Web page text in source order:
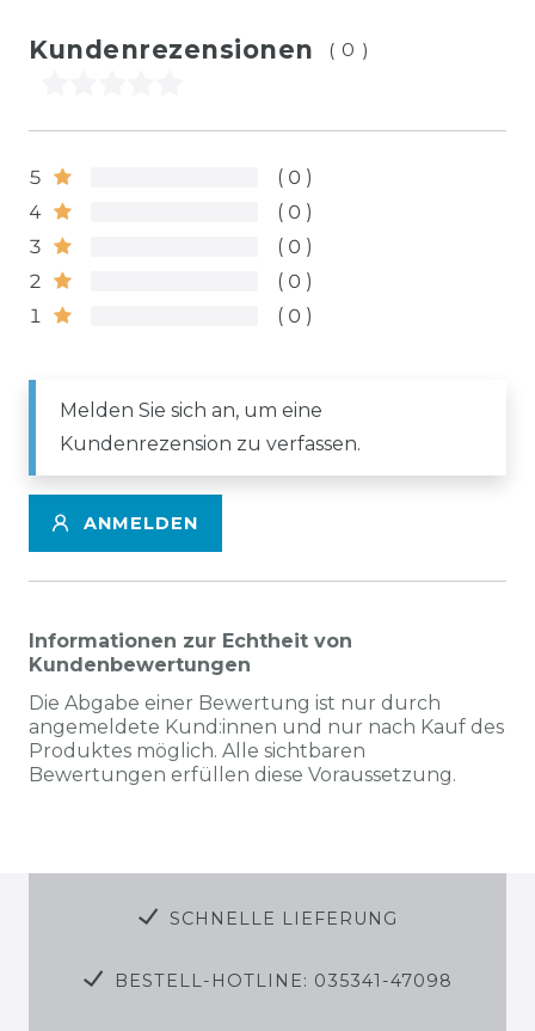
Kundenrezensionen (0)
5
0
4
0
3
0
2
0
1
0
Melden Sie sich an, um eine
Kundenrezension zu verfassen.
ANMELDEN
Informationen zur Echtheit von
Kundenbewertungen
Die Abgabe einer Bewertung ist nur durch
angemeldete Kund:innen und nur nach Kauf des
Produktes möglich. Alle sichtbaren
Bewertungen erfüllen diese Voraussetzung.
SCHNELLE LIEFERUNG
BESTELL-HOTLINE: 035341-47098